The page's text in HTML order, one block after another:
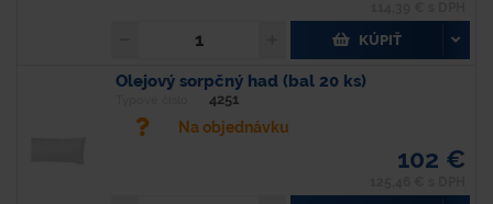
KÚPIŤ
Olejový sorpčný had (bal 20 ks)
4251
Na objednávku
102 €